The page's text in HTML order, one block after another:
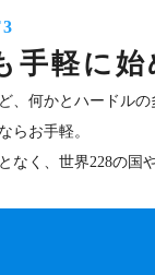
手軽に始
、何かとハードルの
らお手軽。
なく、世界228の国